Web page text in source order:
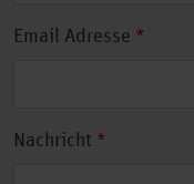
Email Adresse *
Nachricht *